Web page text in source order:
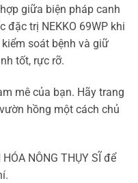
giữa biện pháp canh
đặc trị NEKKO 69WP khi
soát bệnh và giữ
tốt, rực rỡ.
mê của bạn. Hãy trang
hồng một cách chủ
NÔNG THỤY SĨ để